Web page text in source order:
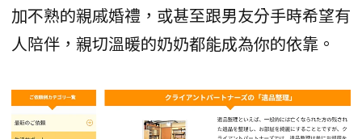
加不熟的親戚婚禮，或甚至跟男友分手時希望有
人陪伴，親切溫暖的奶奶都能成為你的依靠。